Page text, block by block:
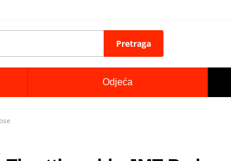
Pretraga
Odjeća